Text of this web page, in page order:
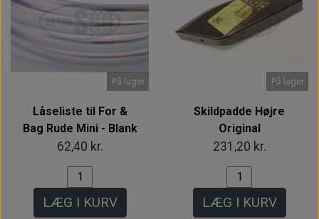
På lager
Låseliste til For &
Bag Rude Mini - Blank
62,40 kr.
LÆG I KURV
På lager
Skildpadde Højre
Original
231,20 kr.
LÆG I KURV